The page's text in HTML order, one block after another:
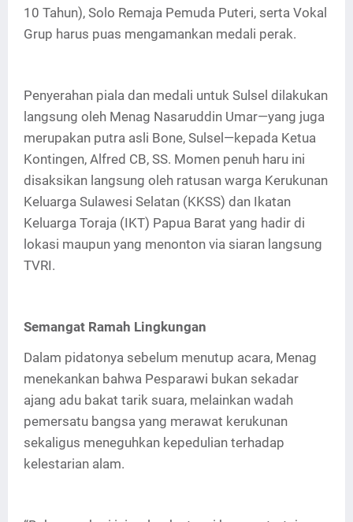
10 Tahun), Solo Remaja Pemuda Puteri, serta Vokal
Grup harus puas mengamankan medali perak.
Penyerahan piala dan medali untuk Sulsel dilakukan
langsung oleh Menag Nasaruddin Umar—yang juga
merupakan putra asli Bone, Sulsel—kepada Ketua
Kontingen, Alfred CB, SS. Momen penuh haru ini
disaksikan langsung oleh ratusan warga Kerukunan
Keluarga Sulawesi Selatan (KKSS) dan Ikatan
Keluarga Toraja (IKT) Papua Barat yang hadir di
lokasi maupun yang menonton via siaran langsung
TVRI.
Semangat Ramah Lingkungan
Dalam pidatonya sebelum menutup acara, Menag
menekankan bahwa Pesparawi bukan sekadar
ajang adu bakat tarik suara, melainkan wadah
pemersatu bangsa yang merawat kerukunan
sekaligus meneguhkan kepedulian terhadap
kelestarian alam.